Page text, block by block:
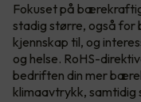
Fokuset på
stadig større, også for
kjennskap til, og
og helse. RoHS-
bedriften din mer
klimaavtrykk, samtidig